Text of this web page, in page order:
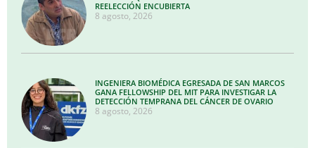
REELECCIÓN ENCUBIERTA
8 agosto, 2026
INGENIERA BIOMÉDICA EGRESADA DE SAN MARCOS
GANA FELLOWSHIP DEL MIT PARA INVESTIGAR LA
DETECCIÓN TEMPRANA DEL CÁNCER DE OVARIO
8 agosto, 2026